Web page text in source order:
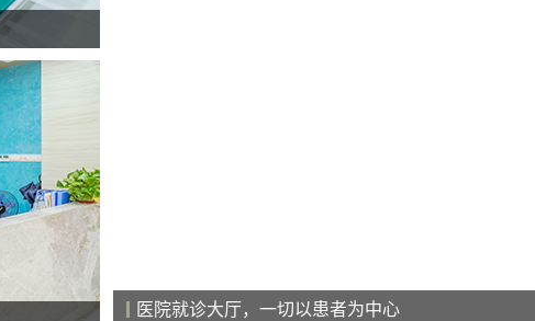
美国最新一代308准分子激光治疗系统